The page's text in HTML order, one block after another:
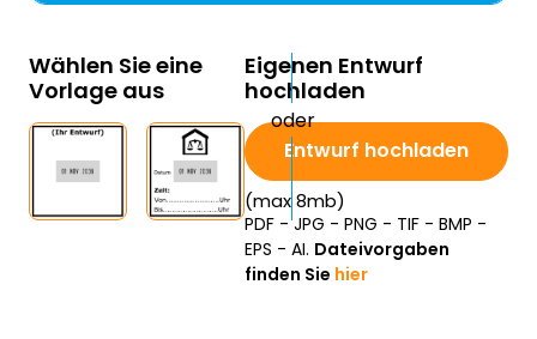
Wählen Sie eine
Vorlage aus
Eigenen Entwurf
hochladen
Entwurf hochladen
(max 8mb)
PDF - JPG - PNG - TIF - BMP -
EPS - AI. Dateivorgaben
finden Sie hier